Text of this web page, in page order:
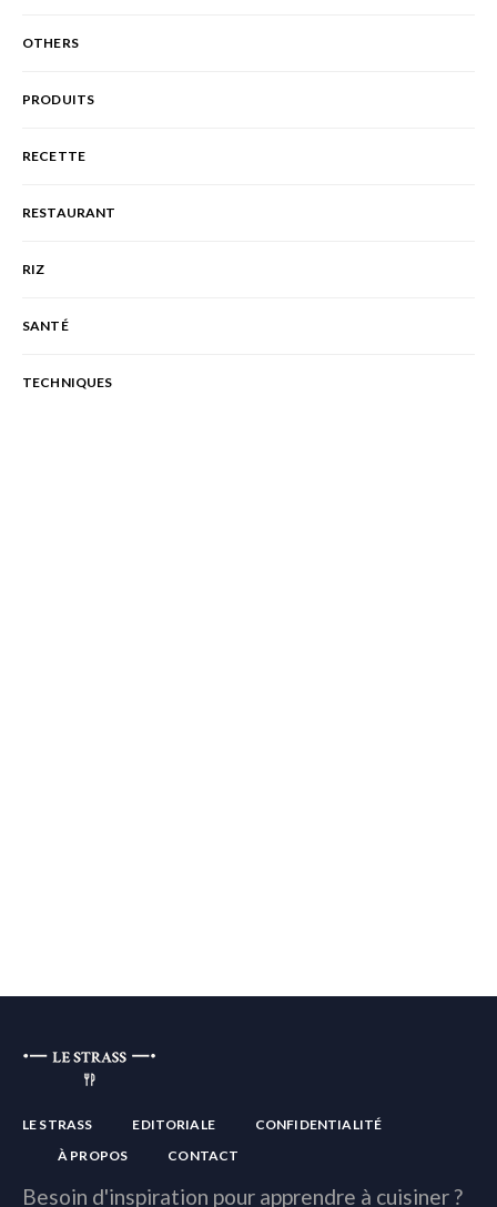
OTHERS
PRODUITS
RECETTE
RESTAURANT
RIZ
SANTÉ
TECHNIQUES
LE STRASS EDITORIALE
CONFIDENTIALITÉ
À PROPOS
CONTACT
Besoin d'inspiration pour apprendre à cuisiner ?